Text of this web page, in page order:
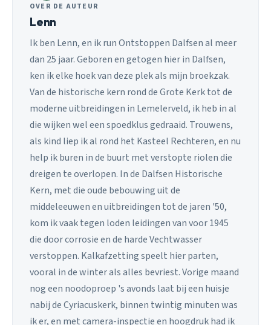
OVER DE AUTEUR
Lenn
Ik ben Lenn, en ik run Ontstoppen Dalfsen al meer
dan 25 jaar. Geboren en getogen hier in Dalfsen,
ken ik elke hoek van deze plek als mijn broekzak.
Van de historische kern rond de Grote Kerk tot de
moderne uitbreidingen in Lemelerveld, ik heb in al
die wijken wel een spoedklus gedraaid. Trouwens,
als kind liep ik al rond het Kasteel Rechteren, en nu
help ik buren in de buurt met verstopte riolen die
dreigen te overlopen. In de Dalfsen Historische
Kern, met die oude bebouwing uit de
middeleeuwen en uitbreidingen tot de jaren '50,
kom ik vaak tegen loden leidingen van voor 1945
die door corrosie en de harde Vechtwasser
verstoppen. Kalkafzetting speelt hier parten,
vooral in de winter als alles bevriest. Vorige maand
nog een noodoproep 's avonds laat bij een huisje
nabij de Cyriacuskerk, binnen twintig minuten was
ik er, en met camera-inspectie en hoogdruk had ik